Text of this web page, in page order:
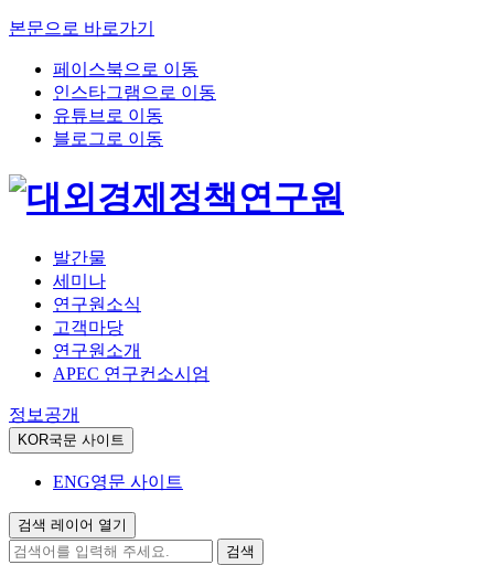
본문으로 바로가기
페이스북으로 이동
인스타그램으로 이동
유튜브로 이동
블로그로 이동
발간물
세미나
연구원소식
고객마당
연구원소개
APEC 연구컨소시엄
정보공개
KOR국문 사이트
ENG영문 사이트
검색 레이어 열기
검색